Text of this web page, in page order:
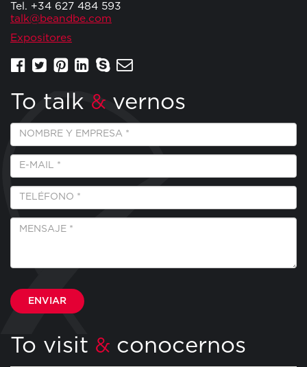
Tel. +34 627 484 593
talk@beandbe.com
Expositores
To talk & vernos
Empresa
Nombre
E-
Mail
*
Teléfono
Mensaje
To visit & conocernos